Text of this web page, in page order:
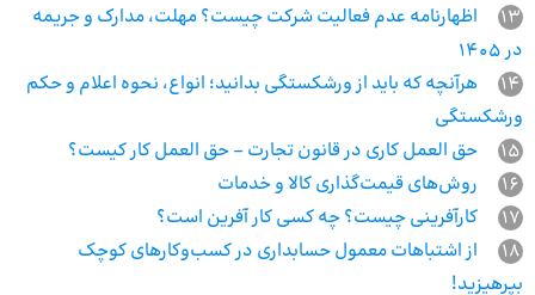
13
اظهارنامه عدم فعالیت شرکت چیست؟ مهلت، مدارک و جریمه
در ۱۴۰۵
14
هرآنچه که باید از ورشکستگی بدانید؛ انواع، نحوه اعلام و حکم
ورشکستگی
15
حق العمل کاری در قانون تجارت – حق العمل کار کیست؟
16
روش‌های قیمت‌گذاری کالا و خدمات
17
کارآفرینی چیست؟ چه کسی کار آفرین است؟
18
از اشتباهات معمول حسابداری در کسب‌‎و‌کارهای کوچک
بپرهیزید!